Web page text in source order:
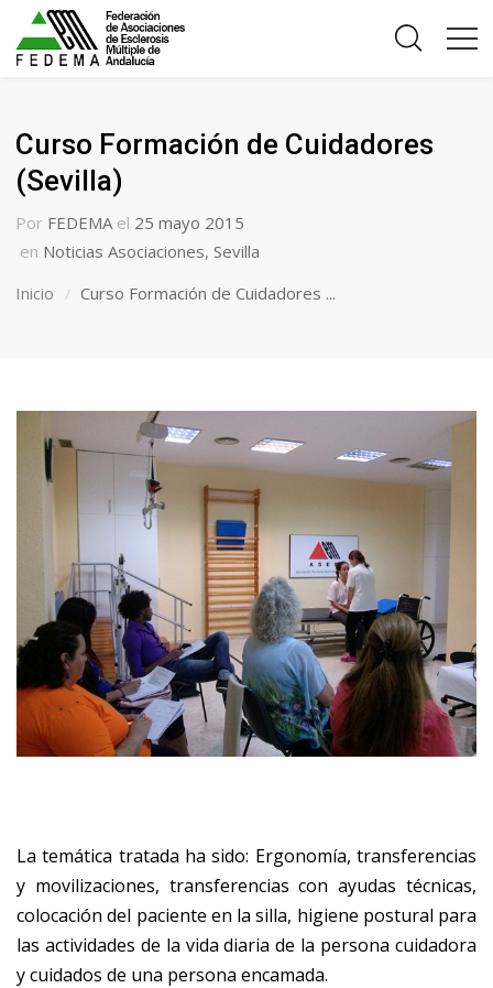
Curso Formación de Cuidadores
(Sevilla)
Por FEDEMA el 25 mayo 2015
en Noticias Asociaciones,Sevilla
Inicio
Curso Formación de Cuidadores ...
La temática tratada ha sido: Ergonomía, transferencias
y movilizaciones, transferencias con ayudas técnicas,
colocación del paciente en la silla, higiene postural para
las actividades de la vida diaria de la persona cuidadora
y cuidados de una persona encamada.